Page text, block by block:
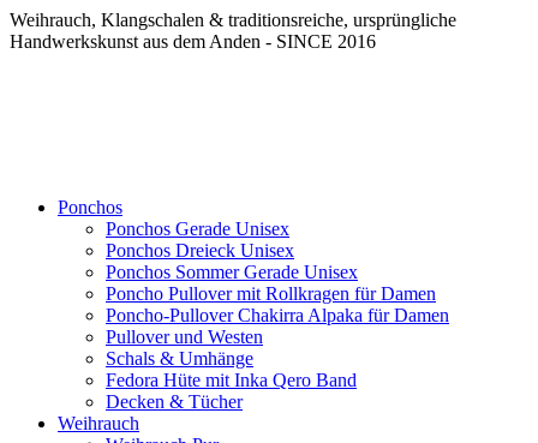
Weihrauch, Klangschalen & traditionsreiche, ursprüngliche
Handwerkskunst aus dem Anden - SINCE 2016
Ponchos
Ponchos Gerade Unisex
Ponchos Dreieck Unisex
Ponchos Sommer Gerade Unisex
Poncho Pullover mit Rollkragen für Damen
Poncho-Pullover Chakirra Alpaka für Damen
Pullover und Westen
Schals & Umhänge
Fedora Hüte mit Inka Qero Band
Decken & Tücher
Weihrauch